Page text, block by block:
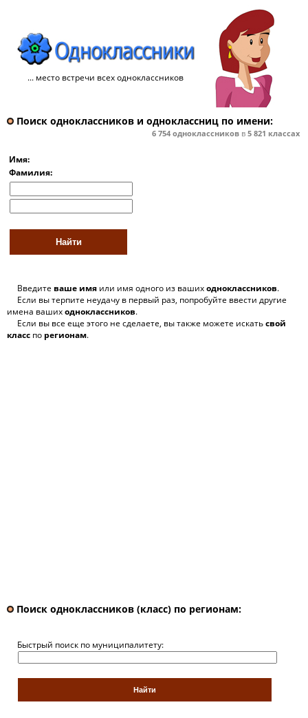
... место встречи всех одноклассников
Поиск одноклассников и одноклассниц по имени:
6 754 одноклассниковв 5 821 классах
Имя:
Фамилия:
Введите ваше имя или имя одного из вашиходноклассников.
Если вы терпите неудачу в первый раз, попробуйте ввести другие
имена вашиходноклассников.
Если вы все еще этого не сделаете, вы также можете искатьсвой
класс по регионам.
Поиск одноклассников (класс) по регионам:
Быстрый поиск по муниципалитету: